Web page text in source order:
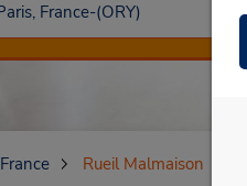
France Rueil Malmaison